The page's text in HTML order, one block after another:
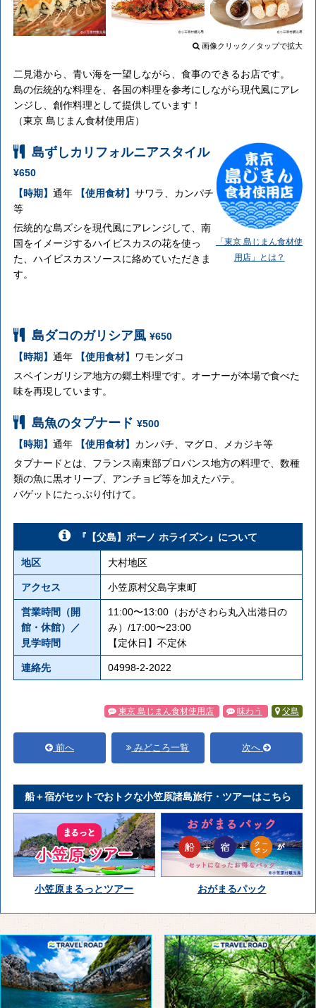
画像クリック／タップで拡大
二見港から、青い海を一望しながら、食事のできるお店です。
島の伝統的な料理を、各国の料理を参考にしながら現代風にアレ
ンジし、創作料理として提供しています！
（東京 島じまん食材使用店）
「東京 島じまん食材使
用店」とは？
島ずしカリフォルニアスタイル
¥650
【時期】 通年 【使用食材】 サワラ、カンパチ
等
伝統的な島ズシを現代風にアレンジして、南
国をイメージするハイビスカスの花を使っ
た、ハイビスカスソースに絡めていただきま
す。
島ダコのガリシア風 ¥650
【時期】 通年 【使用食材】 ワモンダコ
スペインガリシア地方の郷土料理です。オーナーが本場で食べた
味を再現しています。
島魚のタプナード ¥500
【時期】 通年 【使用食材】 カンパチ、マグロ、メカジキ等
タプナードとは、フランス南東部プロバンス地方の料理で、数種
類の魚に黒オリーブ、アンチョビ等を加えたパテ。
バゲットにたっぷり付けて。
『【父島】ボーノ ホライズン』について
地区 大村地区
アクセス 小笠原村父島字東町
営業時間（開
館・休館）／
見学時間
11:00〜13:00（おがさわら丸入出港日の
み）/17:00〜23:00
【定休日】不定休
連絡先 04998-2-2022
東京 島じまん食材使用店 味わう 父島
前へ みどころ一覧 次へ
船＋宿がセットでおトクな小笠原諸島旅行・ツアーはこちら
小笠原まるっとツアー おがまるパック